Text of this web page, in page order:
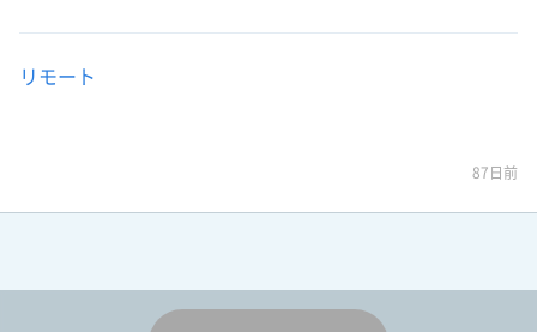
リモート
87日前